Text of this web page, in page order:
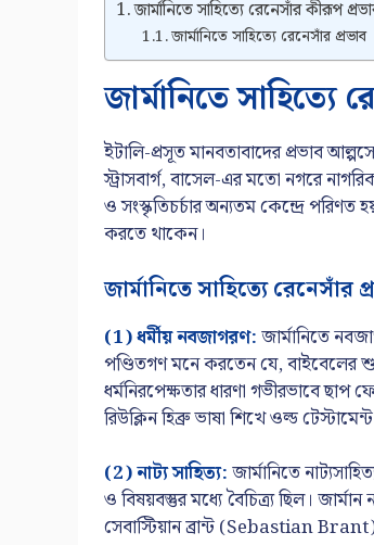
জার্মানিতে সাহিত্যে রেনেসাঁর কীরূপ
জার্মানিতে সাহিত্যে রেনেসাঁর প্রভাব
জার্মানিতে
ইটালি-প্রসূত মানবতাবাদের প্রভাব
স্ট্রাসবার্গ, বাসেল-এর মতো নগরে
ও সংস্কৃতিচর্চার অন্যতম কেন্দ্রে
করতে থাকেন।
জার্মানিতে সাহিত্যে রেনেসাঁর
(1) ধর্মীয় নবজাগরণ:জার্মানিতে
পণ্ডিতগণ মনে করতেন যে, বাইবেলের
ধর্মনিরপেক্ষতার ধারণা গভীরভাবে
রিউক্লিন হিব্রু ভাষা শিখে ওল্ড
(2) নাট্য সাহিত্য:জার্মানিতে
ও বিষয়বস্তুর মধ্যে বৈচিত্র্য ছিল।
সেবাস্টিয়ান ব্রান্ট (Sebastian